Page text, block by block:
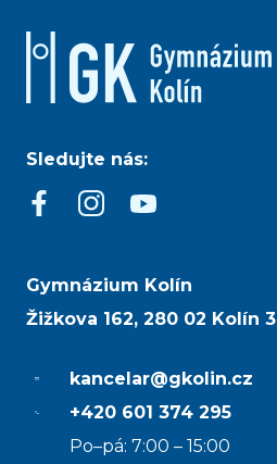
Sledujte nás:
Gymnázium Kolín
Žižkova 162, 280 02 Kolín 3
kancelar@gkolin.cz
+420 601 374 295
Po–pá: 7:00 – 15:00